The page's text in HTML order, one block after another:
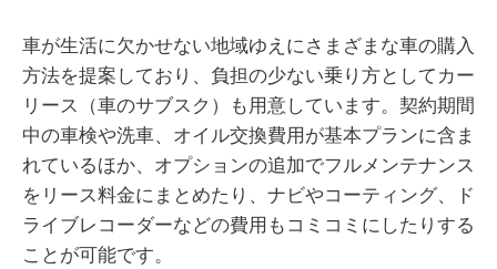
車が生活に欠かせない地域ゆえにさまざまな車の購入
方法を提案しており、負担の少ない乗り方としてカー
リース（車のサブスク）も用意しています。契約期間
中の車検や洗車、オイル交換費用が基本プランに含ま
れているほか、オプションの追加でフルメンテナンス
をリース料金にまとめたり、ナビやコーティング、ド
ライブレコーダーなどの費用もコミコミにしたりする
ことが可能です。